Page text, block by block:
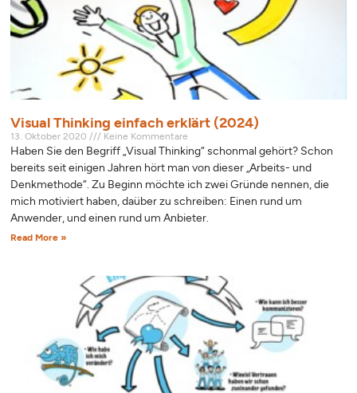
Visual Thinking einfach erklärt (2024)
13. Oktober 2020 Keine Kommentare
Haben Sie den Begriff „Visual Thinking“ schonmal gehört? Schon
bereits seit einigen Jahren hört man von dieser „Arbeits- und
Denkmethode“. Zu Beginn möchte ich zwei Gründe nennen, die
mich motiviert haben, daüber zu schreiben: Einen rund um
Anwender, und einen rund um Anbieter.
Read More »